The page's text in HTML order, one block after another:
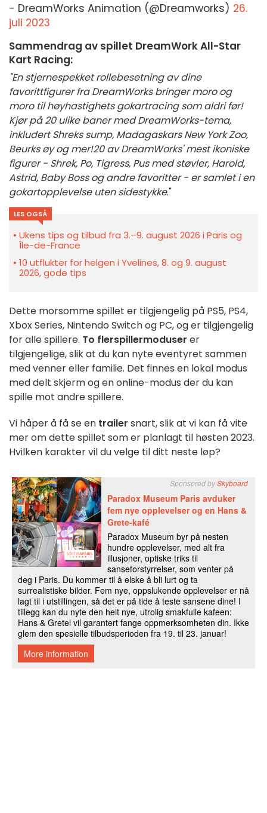
- DreamWorks Animation (@Dreamworks) 26.
juli 2023
Sammendrag av spillet DreamWork All-Star
Kart Racing:
"En stjernespekket rollebesetning av dine
favorittfigurer fra DreamWorks bringer moro og
moro til høyhastighets gokartracing som aldri før!
Kjør på 20 ulike baner med DreamWorks-tema,
inkludert Shreks sump, Madagaskars New York Zoo,
Beurks øy og mer!20 av DreamWorks' mest ikoniske
figurer - Shrek, Po, Tigress, Pus med støvler, Harold,
Astrid, Baby Boss og andre favoritter - er samlet i en
gokartopplevelse uten sidestykke."
LES OGSÅ
Ukens tips og tilbud fra 3.–9. august 2026 i Paris og
Île-de-France
10 utflukter for helgen i Yvelines, 8. og 9. august
2026, gode tips
Dette morsomme spillet er tilgjengelig på PS5, PS4,
Xbox Series, Nintendo Switch og PC, og er tilgjengelig
for alle spillere. To flerspillermoduser er
tilgjengelige, slik at du kan nyte eventyret sammen
med venner eller familie. Det finnes en lokal modus
med delt skjerm og en online-modus der du kan
spille mot andre spillere.
Vi håper å få se en trailer snart, slik at vi kan få vite
mer om dette spillet som er planlagt til høsten 2023.
Hvilken karakter vil du velge til ditt neste løp?